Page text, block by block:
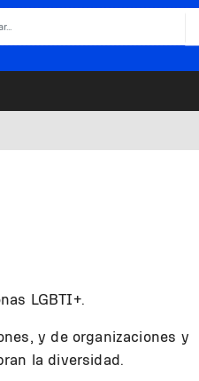
LGBTI+.
y de organizaciones y
la diversidad.